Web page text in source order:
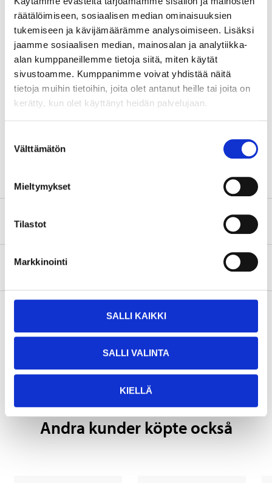
räätälöimiseen, sosiaalisen median ominaisuuksien
tukemiseen ja kävijämäärämme analysoimiseen. Lisäksi
jaamme sosiaalisen median, mainosalan ja analytiikka-
alan kumppaneillemme tietoja siitä, miten käytät
sivustoamme. Kumppanimme voivat yhdistää näitä
tietoja muihin tietoihin, joita olet antanut heille tai joita on
kerätty, kun olet käyttänyt heidän palvelujaan.
valinta
Välttämätön
Mieltymykset
Tilastot
Markkinointi
SALLI KAIKKI
SALLI VALINTA
KIELLÄ
Teknisk specifikation
Moduler
4 st.
Kapslingsklass
IP65
Höjd
160 mm
Tjocklek
Säkerhetsinformation och övriga dokument
Om tillverkaren
Köp & Hämta
Köp & Hämta i ditt varuhus inom 2 timmar!
LÄS MER
Andra kunder köpte också